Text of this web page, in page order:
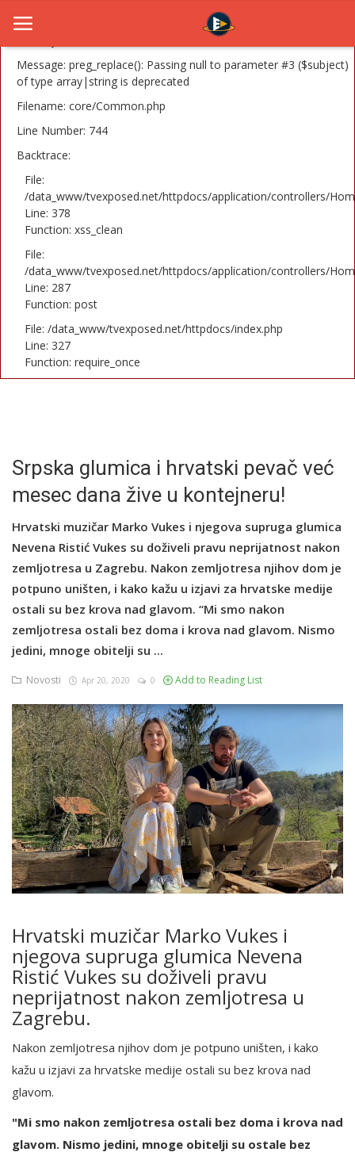
A PHP Error was encountered
Message: preg_replace(): Passing null to parameter #3 ($subject)
of type array|string is deprecated
Filename: core/Common.php
Line Number: 744
Backtrace:
File:
/data_www/tvexposed.net/httpdocs/application/controllers/
Line: 378
Function: xss_clean
File:
/data_www/tvexposed.net/httpdocs/application/controllers/
Line: 287
Function: post
File: /data_www/tvexposed.net/httpdocs/index.php
Line: 327
Function: require_once
Home
TV Serije
Filmovi
Glumci
Contact
Register
Srpska glumica i hrvatski pevač već
mesec dana žive u kontejneru!
Hrvatski muzičar Marko Vukes i njegova supruga glumica
Nevena Ristić Vukes su doživeli pravu neprijatnost nakon
zemljotresa u Zagrebu. Nakon zemljotresa njihov dom je
potpuno uništen, i kako kažu u izjavi za hrvatske medije
ostali su bez krova nad glavom. “Mi smo nakon
zemljotresa ostali bez doma i krova nad glavom. Nismo
jedini, mnoge obitelji su ...
Novosti Apr 20, 2020 0 Add to Reading List
Hrvatski muzičar Marko Vukes i
njegova supruga glumica Nevena
Ristić Vukes su doživeli pravu
neprijatnost nakon zemljotresa u
Zagrebu.
Nakon zemljotresa njihov dom je potpuno uništen, i kako
kažu u izjavi za hrvatske medije ostali su bez krova nad
glavom.
"Mi smo nakon zemljotresa ostali bez doma i krova nad
glavom. Nismo jedini, mnoge obitelji su ostale bez